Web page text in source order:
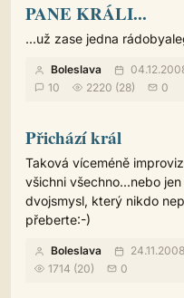
PANE KRÁLI...
...už zase jedna
Boleslava
10
2220 (28) 0
Přichází král
Taková víceméně
všichni všechno...nebo
dvojsmysl, který nikdo
přeberte:-)
Boleslava 24.11.2008
1714 (20)
0